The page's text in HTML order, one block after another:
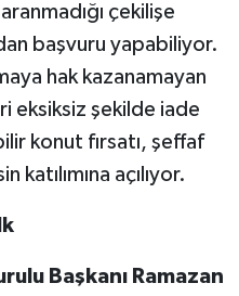
çekilişe
başvuru yapabiliyor.
hak kazanamayan
eksiksiz şekilde iade
konut fırsatı, şeffaf
açılıyor.
Başkanı Ramazan